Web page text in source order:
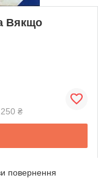
Вякщо
₴
повернення